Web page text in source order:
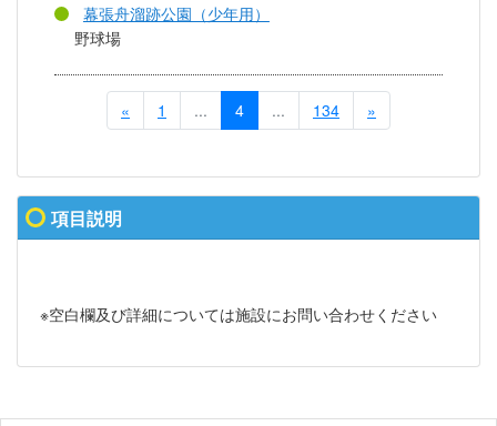
幕張舟溜跡公園（少年用）
野球場
« 1 ... 4 ... 134 »
項目説明
※空白欄及び詳細については施設にお問い合わせください